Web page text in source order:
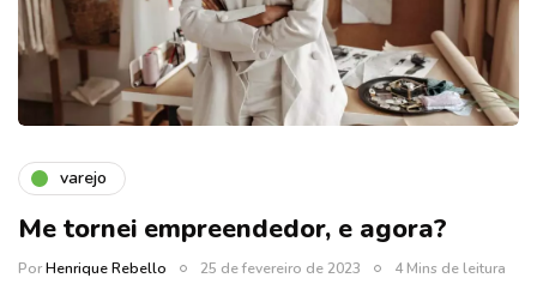
varejo
Me tornei empreendedor, e agora?
PorHenrique Rebello 25 de fevereiro de 2023 4 Mins de leitura